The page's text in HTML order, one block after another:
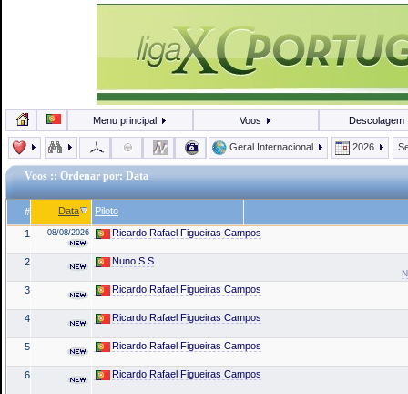
Menu principal Voos Descolagem
Geral Internacional 2026
Voos :: Ordenar por: Data
# Data Piloto
1 08/08/2026 Ricardo Rafael Figueiras Campos
2 Nuno S S
3 Ricardo Rafael Figueiras Campos
4 Ricardo Rafael Figueiras Campos
5 Ricardo Rafael Figueiras Campos
6 Ricardo Rafael Figueiras Campos